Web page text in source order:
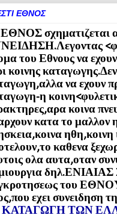
ΕΘΝΟΣ
σχηματιζεται
του Εθνους να
κοινης
να εχουν
η
κοινα
κατα το μαλλον
ηθη,κοινη
καθενα
ολα αυτα,οταν
του
εχει συνειδηση
ΚΑΤΑΓΩΓΗ ΤΩΝ